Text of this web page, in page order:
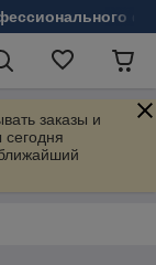
заказы и